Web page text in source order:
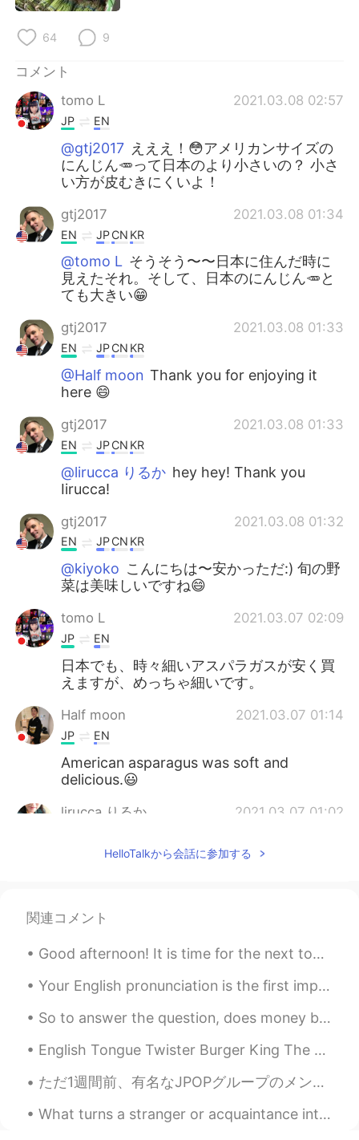
64 9
コメント
tomo L
2021.03.08 02:57
JP EN
@gtj2017 えええ！😳アメリカンサイズの
にんじん🥕って日本のより小さいの？ 小さ
い方が皮むきにくいよ！
gtj2017 2021.03.08 01:34
EN JPCN KR
@tomo L そうそう〜〜日本に住んだ時に
見えたそれ。そして、日本のにんじん🥕と
ても大きい😁
gtj2017 2021.03.08 01:33
EN JPCN KR
@Half moon Thank you for enjoying it
here 😄
gtj2017 2021.03.08 01:33
EN JPCN KR
@lirucca りるか hey hey! Thank you
Iirucca!
gtj2017 2021.03.08 01:32
EN JPCN KR
@kiyoko こんにちは〜安かっただ:) 旬の野
菜は美味しいですね😄
tomo L 2021.03.07 02:09
JP EN
日本でも、時々細いアスパラガスが安く買
えますが、めっちゃ細いです。
Half moon 2021.03.07 01:14
JP EN
American asparagus was soft and
delicious.😃
lirucca りるか 2021.03.07 01:02
I am looking forward to seeing your
EN
こんにちは！アスパラガス安いですね～！
HelloTalkから会話に参加する
関連コメント
Good afternoon! It is time for the next tongue twister! 'Send toast to ten tense stout saint...
Your English pronunciation is the first impression other people get when you speak. You may have ...
So to answer the question, does money buy happiness? NO. If you're seeking to make lots of money,...
English Tongue Twister Burger King The bigger the burger the better the burger the burgers a...
ただ1週間前、有名なJPOPグループのメンバーが同僚になって凄いことになったの。アイドルが来るという噂を聞いてから、テンション上がってきたんやけど、予想以上にいい人やった。 彼は言うまでもない...
What turns a stranger or acquaintance into a friend? Do you know right away if you are going to l...